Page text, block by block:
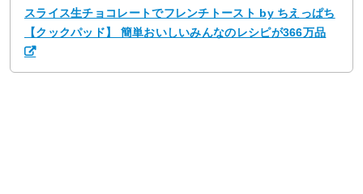
スライス生チョコレートでフレンチトースト by ちえっぱち
【クックパッド】 簡単おいしいみんなのレシピが366万品